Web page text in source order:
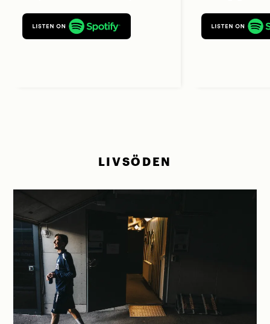
LIVSÖDEN